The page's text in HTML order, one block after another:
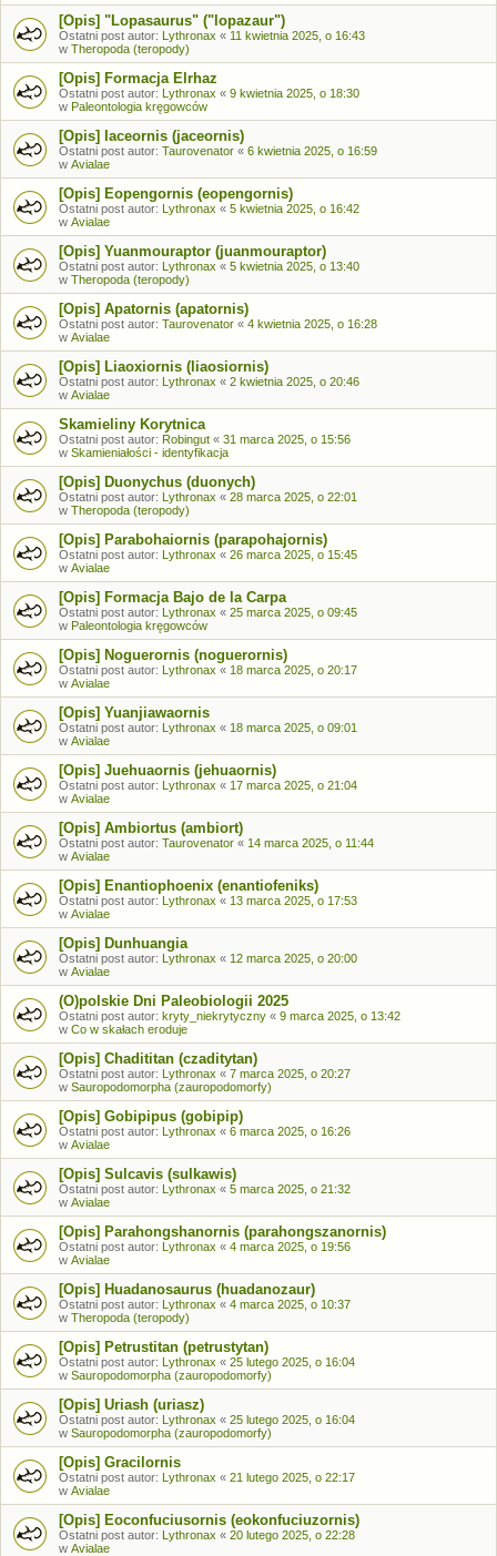
[Opis] "Lopasaurus" ("lopazaur")
Ostatni post autor: Lythronax « 11 kwietnia 2025, o 16:43
w Theropoda (teropody)
[Opis] Formacja Elrhaz
Ostatni post autor: Lythronax « 9 kwietnia 2025, o 18:30
w Paleontologia kręgowców
[Opis] Iaceornis (jaceornis)
Ostatni post autor: Taurovenator « 6 kwietnia 2025, o 16:59
w Avialae
[Opis] Eopengornis (eopengornis)
Ostatni post autor: Lythronax « 5 kwietnia 2025, o 16:42
w Avialae
[Opis] Yuanmouraptor (juanmouraptor)
Ostatni post autor: Lythronax « 5 kwietnia 2025, o 13:40
w Theropoda (teropody)
[Opis] Apatornis (apatornis)
Ostatni post autor: Taurovenator « 4 kwietnia 2025, o 16:28
w Avialae
[Opis] Liaoxiornis (liaosiornis)
Ostatni post autor: Lythronax « 2 kwietnia 2025, o 20:46
w Avialae
Skamieliny Korytnica
Ostatni post autor: Robingut « 31 marca 2025, o 15:56
w Skamieniałości - identyfikacja
[Opis] Duonychus (duonych)
Ostatni post autor: Lythronax « 28 marca 2025, o 22:01
w Theropoda (teropody)
[Opis] Parabohaiornis (parapohajornis)
Ostatni post autor: Lythronax « 26 marca 2025, o 15:45
w Avialae
[Opis] Formacja Bajo de la Carpa
Ostatni post autor: Lythronax « 25 marca 2025, o 09:45
w Paleontologia kręgowców
[Opis] Noguerornis (noguerornis)
Ostatni post autor: Lythronax « 18 marca 2025, o 20:17
w Avialae
[Opis] Yuanjiawaornis
Ostatni post autor: Lythronax « 18 marca 2025, o 09:01
w Avialae
[Opis] Juehuaornis (jehuaornis)
Ostatni post autor: Lythronax « 17 marca 2025, o 21:04
w Avialae
[Opis] Ambiortus (ambiort)
Ostatni post autor: Taurovenator « 14 marca 2025, o 11:44
w Avialae
[Opis] Enantiophoenix (enantiofeniks)
Ostatni post autor: Lythronax « 13 marca 2025, o 17:53
w Avialae
[Opis] Dunhuangia
Ostatni post autor: Lythronax « 12 marca 2025, o 20:00
w Avialae
(O)polskie Dni Paleobiologii 2025
Ostatni post autor: kryty_niekrytyczny « 9 marca 2025, o 13:42
w Co w skałach eroduje
[Opis] Chadititan (czaditytan)
Ostatni post autor: Lythronax « 7 marca 2025, o 20:27
w Sauropodomorpha (zauropodomorfy)
[Opis] Gobipipus (gobipip)
Ostatni post autor: Lythronax « 6 marca 2025, o 16:26
w Avialae
[Opis] Sulcavis (sulkawis)
Ostatni post autor: Lythronax « 5 marca 2025, o 21:32
w Avialae
[Opis] Parahongshanornis (parahongszanornis)
Ostatni post autor: Lythronax « 4 marca 2025, o 19:56
w Avialae
[Opis] Huadanosaurus (huadanozaur)
Ostatni post autor: Lythronax « 4 marca 2025, o 10:37
w Theropoda (teropody)
[Opis] Petrustitan (petrustytan)
Ostatni post autor: Lythronax « 25 lutego 2025, o 16:04
w Sauropodomorpha (zauropodomorfy)
[Opis] Uriash (uriasz)
Ostatni post autor: Lythronax « 25 lutego 2025, o 16:04
w Sauropodomorpha (zauropodomorfy)
[Opis] Gracilornis
Ostatni post autor: Lythronax « 21 lutego 2025, o 22:17
w Avialae
[Opis] Eoconfuciusornis (eokonfuciuzornis)
Ostatni post autor: Lythronax « 20 lutego 2025, o 22:28
w Avialae